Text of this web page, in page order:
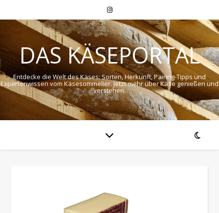
DAS KÄSEPORTAL
Entdecke die Welt des Käses: Sorten, Herkunft, Pairing-Tipps und
Expertenwissen vom Käsesommelier. Jetzt mehr über Käse genießen und
verstehen.